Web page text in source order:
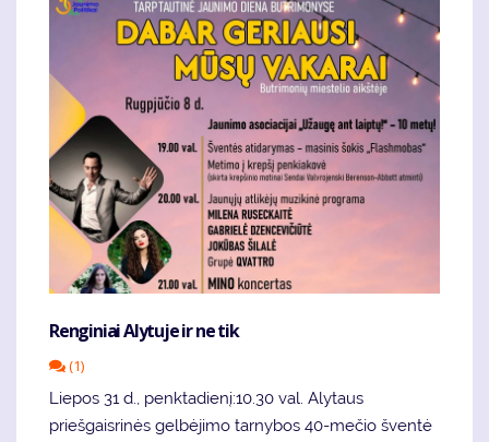
Renginiai Alytuje ir ne tik
(1)
Liepos 31 d., penktadienį:10.30 val. Alytaus
priešgaisrinės gelbėjimo tarnybos 40-mečio šventė